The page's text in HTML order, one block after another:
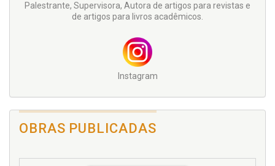
Palestrante, Supervisora, Autora de artigos para revistas e
de artigos para livros acadêmicos.
Instagram
OBRAS PUBLICADAS